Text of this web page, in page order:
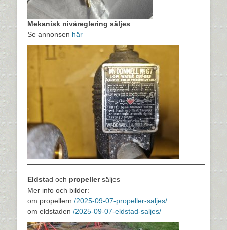
Mekanisk nivåreglering säljes
Se annonsen här
—————————————————————————
Eldstad och propellersäljes
Mer info och bilder:
om propellern /2025-09-07-propeller-saljes/
om eldstaden /2025-09-07-eldstad-saljes/